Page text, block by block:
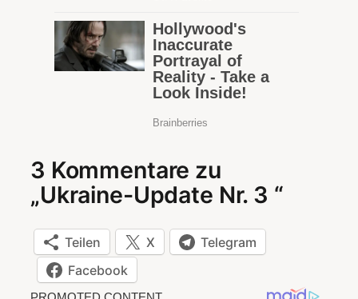
3 Kommentare zu
„Ukraine-Update Nr. 3 “
Teilen X
Telegram
Facebook